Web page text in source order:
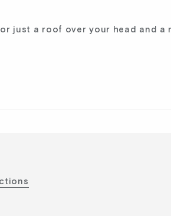
just a roof over your head and a